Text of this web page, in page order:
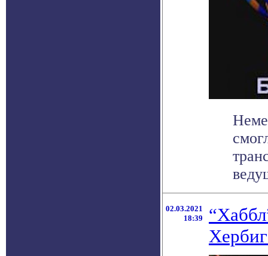
02.03.2021
18:39